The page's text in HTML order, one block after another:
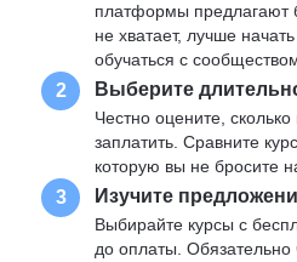
платформы предлагают
не хватает, лучше
обучаться с
2 Выберите
Честно оцените,
заплатить. Сравните
которую вы не бросите
3 Изучите
Выбирайте курсы с
до оплаты.